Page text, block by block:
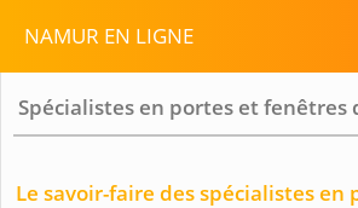
NAMUR EN LIGNE
Spécialistes en portes et fenêtres
Le savoir-faire des spécialistes